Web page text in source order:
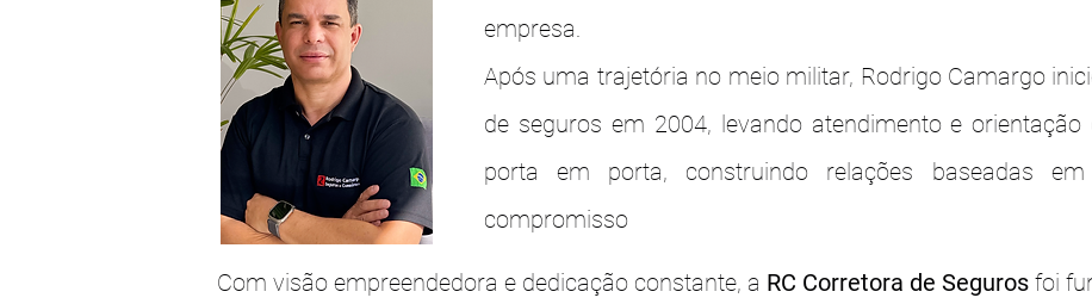
empresa.
Após uma trajetória no meio militar, Rodrigo Camargo
de seguros em 2004, levando atendimento e
porta em porta, construindo relações baseadas
compromisso
Com visão empreendedora e dedicação constante, a RC Corretora de Seguros foi